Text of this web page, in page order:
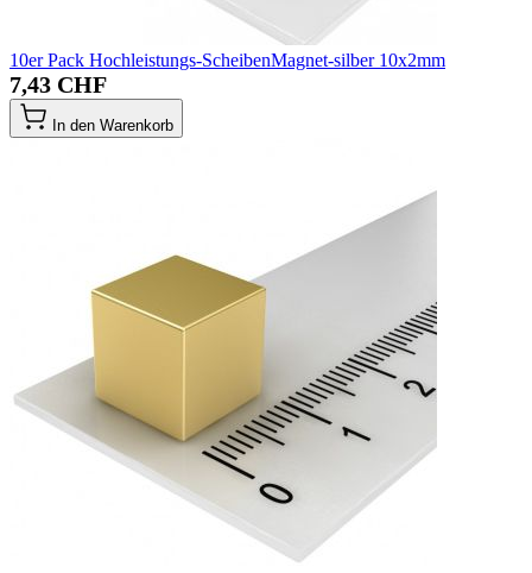
10er Pack Hochleistungs-ScheibenMagnet-silber 10x2mm
7,43 CHF
In den Warenkorb